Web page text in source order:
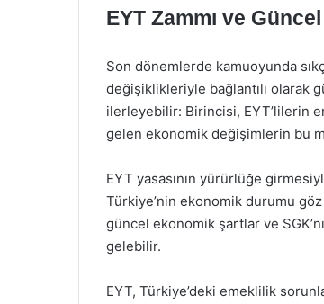
EYT Zammı ve
Son dönemlerde kamuoyunda
değişiklikleriyle bağlantılı olarak
ilerleyebilir: Birincisi, EYT’lilerin
gelen ekonomik değişimlerin bu
EYT yasasının yürürlüğe
Türkiye’nin ekonomik durumu
güncel ekonomik şartlar ve
gelebilir.
EYT, Türkiye’deki emeklilik